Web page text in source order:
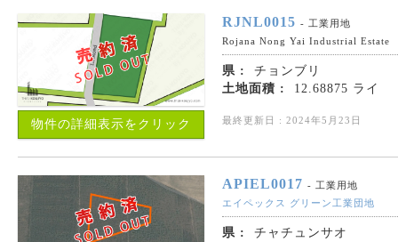
物件の詳細表示をクリック
RJNL0015 - 工業用地
Rojana Nong Yai Industrial Estate
県 :
チョンブリ
土地面積 :
12.68875 ライ
最終更新日 : 2024年5月23日
APIEL0017 - 工業用地
エイペックス グリーン工業団地
県 :
チャチュンサオ